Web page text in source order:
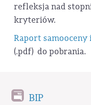
refleksja nad
kryteriów.
Raport samooceny
(.pdf) do pobrania.
BIP